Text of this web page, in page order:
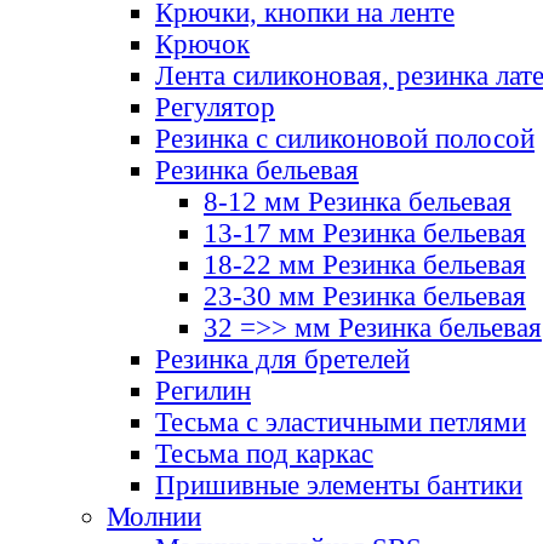
Крючки, кнопки на ленте
Крючок
Лента силиконовая, резинка
Регулятор
Резинка с силиконовой полосой
Резинка бельевая
8-12 мм Резинка бельевая
13-17 мм Резинка бельевая
18-22 мм Резинка бельевая
23-30 мм Резинка бельевая
32 =>> мм Резинка бельевая
Резинка для бретелей
Регилин
Тесьма с эластичными петлями
Тесьма под каркас
Пришивные элементы бантики
Молнии